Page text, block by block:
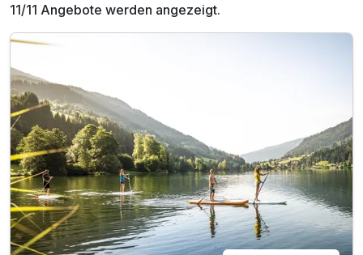
11/11 Angebote werden angezeigt.